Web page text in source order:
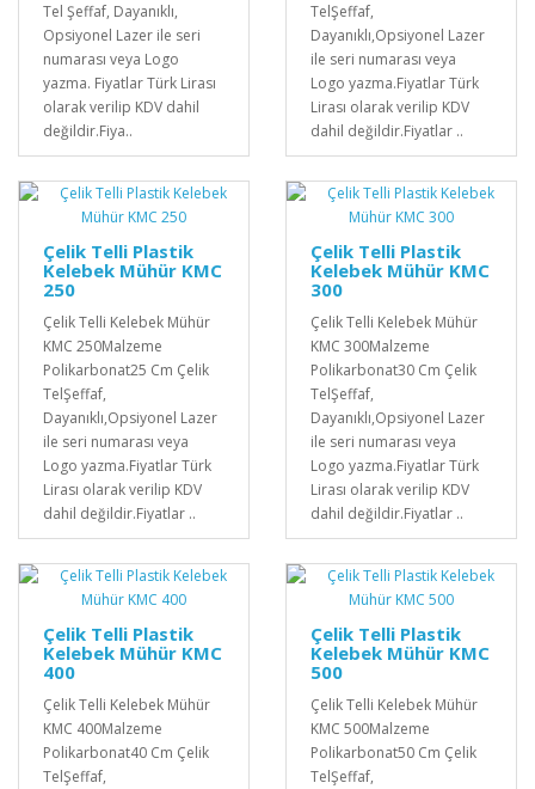
Tel Şeffaf, Dayanıklı,
Opsiyonel Lazer ile seri
numarası veya Logo
yazma. Fiyatlar Türk Lirası
olarak verilip KDV dahil
değildir.Fiya..
TelŞeffaf,
Dayanıklı,Opsiyonel Lazer
ile seri numarası veya
Logo yazma.Fiyatlar Türk
Lirası olarak verilip KDV
dahil değildir.Fiyatlar ..
Çelik Telli Plastik
Kelebek Mühür KMC
250
Çelik Telli Kelebek Mühür
KMC 250Malzeme
Polikarbonat25 Cm Çelik
TelŞeffaf,
Dayanıklı,Opsiyonel Lazer
ile seri numarası veya
Logo yazma.Fiyatlar Türk
Lirası olarak verilip KDV
dahil değildir.Fiyatlar ..
Çelik Telli Plastik
Kelebek Mühür KMC
300
Çelik Telli Kelebek Mühür
KMC 300Malzeme
Polikarbonat30 Cm Çelik
TelŞeffaf,
Dayanıklı,Opsiyonel Lazer
ile seri numarası veya
Logo yazma.Fiyatlar Türk
Lirası olarak verilip KDV
dahil değildir.Fiyatlar ..
Çelik Telli Plastik
Kelebek Mühür KMC
400
Çelik Telli Kelebek Mühür
KMC 400Malzeme
Polikarbonat40 Cm Çelik
TelŞeffaf,
Çelik Telli Plastik
Kelebek Mühür KMC
500
Çelik Telli Kelebek Mühür
KMC 500Malzeme
Polikarbonat50 Cm Çelik
TelŞeffaf,